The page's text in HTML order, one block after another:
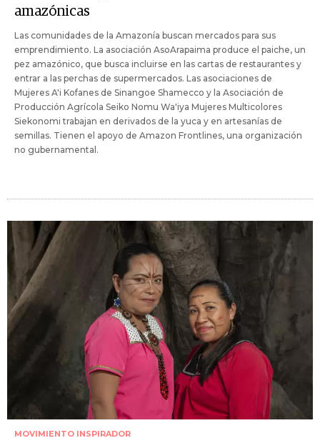
amazónicas
Las comunidades de la Amazonía buscan mercados para sus
emprendimiento. La asociación AsoArapaima produce el paiche, un
pez amazónico, que busca incluirse en las cartas de restaurantes y
entrar a las perchas de supermercados. Las asociaciones de
Mujeres A'i Kofanes de Sinangoe Shamecco y la Asociación de
Producción Agrícola Seiko Nomu Wa'iya Mujeres Multicolores
Siekonomi trabajan en derivados de la yuca y en artesanías de
semillas. Tienen el apoyo de Amazon Frontlines, una organización
no gubernamental.
MOVIMIENTO INSPIRADOR